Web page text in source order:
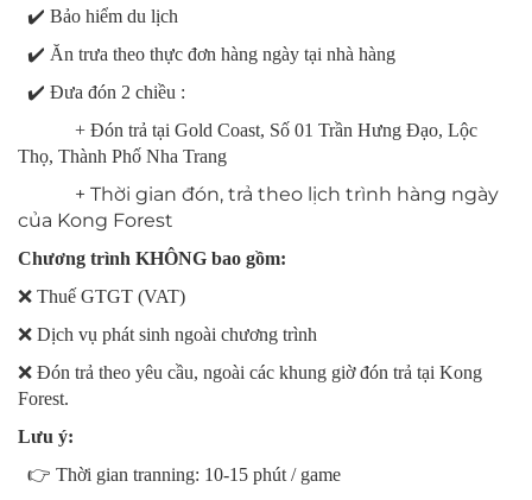
✔️ Bảo hiểm du lịch
✔️ Ăn trưa theo thực đơn hàng ngày tại nhà hàng
✔️ Đưa đón 2 chiều :
+ Đón trả tại Gold Coast, Số 01 Trần Hưng Đạo, Lộc
Thọ, Thành Phố Nha Trang
+ Thời gian đón, trả theo lịch trình hàng ngày
của Kong Forest
Chương trình KHÔNG bao gồm:
❌ Thuế GTGT (VAT)
❌ Dịch vụ phát sinh ngoài chương trình
❌ Đón trả theo yêu cầu, ngoài các khung giờ đón trả tại Kong
Forest.
Lưu ý:
👉 Thời gian tranning: 10-15 phút / game